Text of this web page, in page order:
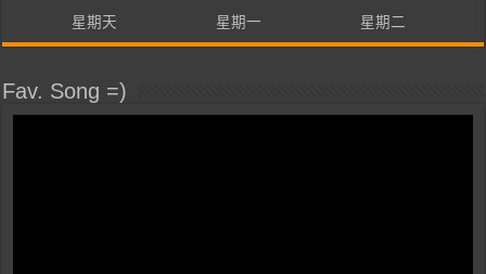
星期天 星期一 星期二
Fav. Song =)